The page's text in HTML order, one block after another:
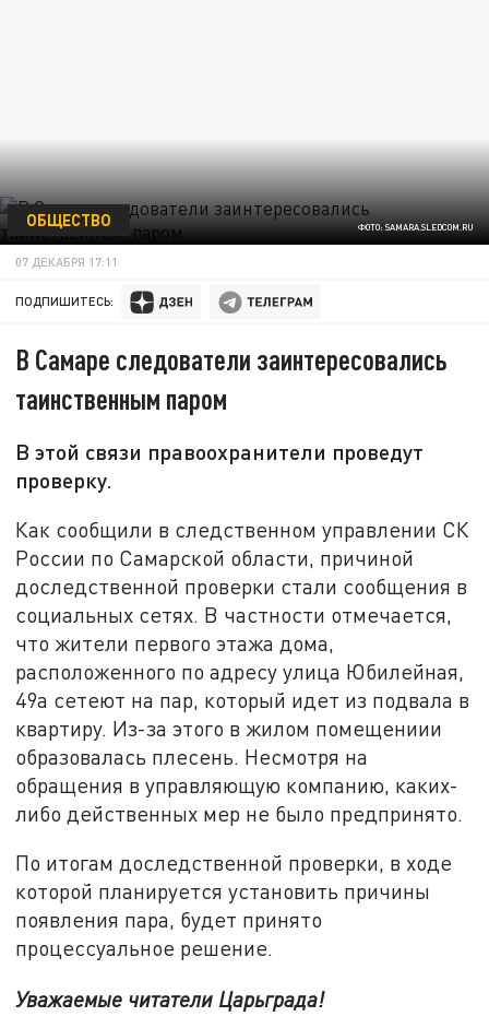
ФОТО: SAMARA.SLEDCOM.RU
ОБЩЕСТВО
07 ДЕКАБРЯ 17:11
ПОДПИШИТЕСЬ:
В Самаре следователи заинтересовались
таинственным паром
В этой связи правоохранители проведут
проверку.
Как сообщили в следственном управлении СК
России по Самарской области, причиной
доследственной проверки стали сообщения в
социальных сетях. В частности отмечается,
что жители первого этажа дома,
расположенного по адресу улица Юбилейная,
49а сетeют на пар, который идет из подвала в
квартиру. Из-за этого в жилом помещениии
образовалась плесень. Несмотря на
обращения в управляющую компанию, каких-
либо действенных мер не было предпринято.
По итогам доследственной проверки, в ходе
которой планируется установить причины
появления пара, будет принято
процессуальное решение.
Уважаемые читатели Царьграда!